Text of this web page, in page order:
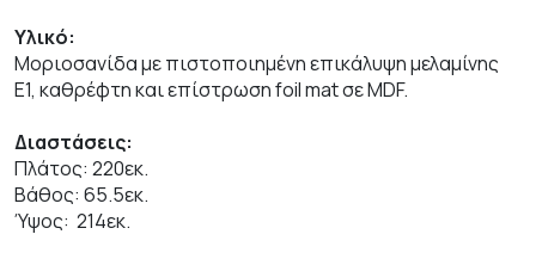
Υλικό:
Μοριοσανίδα με πιστοποιημένη επικάλυψη μελαμίνης
Ε1, καθρέφτη και επίστρωση foil mat σε MDF.
Διαστάσεις:
Πλάτος: 220εκ.
Βάθος: 65.5εκ.
Ύψος: 214εκ.